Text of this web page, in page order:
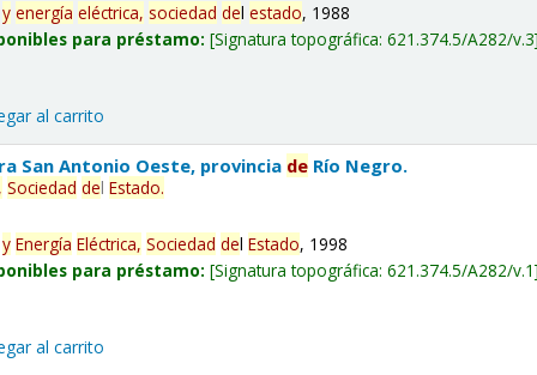
y energía eléctrica, sociedad delestado, 1988
para préstamo: Signatura topográfica:621.374.5/A282/v.3
al carrito
San Antonio Oeste, provincia de Río Negro.
Sociedad delEstado.
y Energía Eléctrica, Sociedad delEstado, 1998
para préstamo: Signatura topográfica:621.374.5/A282/v.1
al carrito